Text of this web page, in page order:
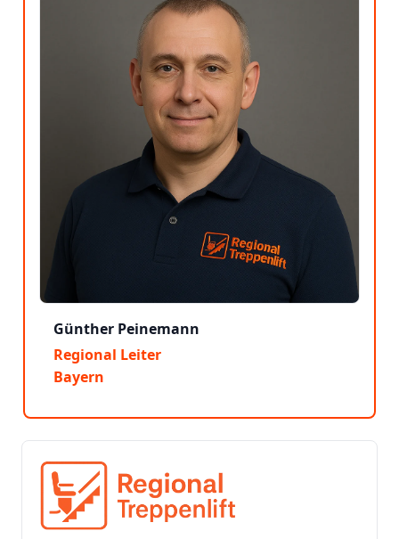
Günther Peinemann
Regional Leiter
Bayern